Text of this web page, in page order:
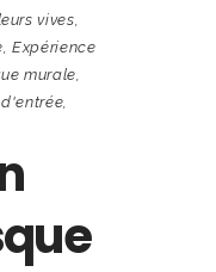
vives,
,Expérience
murale,
,